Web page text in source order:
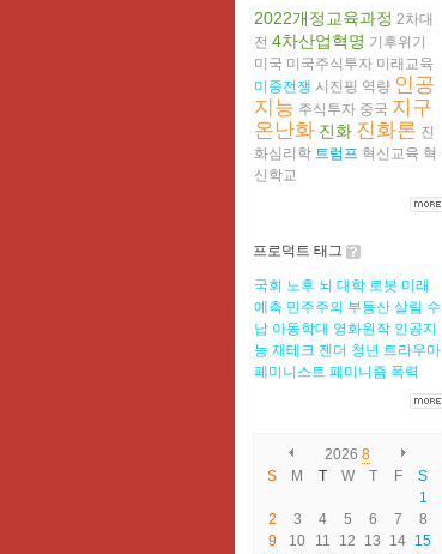
2022개정교육과정 2차대
전 4차산업혁명 기후위기
미국 미국주식투자 미래교육
미중전쟁 시진핑 역량 인공
지능 주식투자 중국 지구
온난화 진화 진화론 진
화심리학 트럼프 혁신교육 혁
신학교
프로덕트 태그
국회 노후 뇌 대학 로봇 미래
예측 민주주의 부동산 살림 수
납 아동학대 영화원작 인공지
능 재테크 젠더 청년 트라우마
페미니스트 페미니즘 폭력
2026 8
S
M T W T F
S
1
2
3 4 5 6 7
8
9
10 11 12 13 14 15